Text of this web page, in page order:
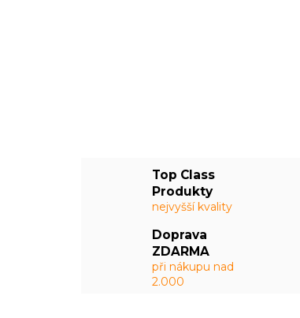
Top Class
Produkty
nejvyšší kvality
Doprava
ZDARMA
při nákupu nad
2.000